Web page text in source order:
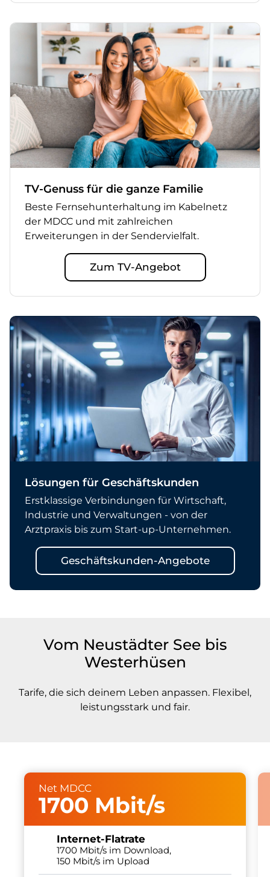
TV-Genuss für die ganze Familie
Beste Fernsehunterhaltung im Kabelnetz
der MDCC und mit zahlreichen
Erweiterungen in der Sendervielfalt.
Zum TV-Angebot
Lösungen für Geschäftskunden
Erstklassige Verbindungen für Wirtschaft,
Industrie und Verwaltungen - von der
Arztpraxis bis zum Start-up-Unternehmen.
Geschäftskunden-Angebote
Vom Neustädter See bis
Westerhüsen
Tarife, die sich deinem Leben anpassen. Flexibel,
leistungsstark und fair.
Net MDCC
1700 Mbit/s
Internet-Flatrate
1700 Mbit/s im Download,
150 Mbit/s im Upload